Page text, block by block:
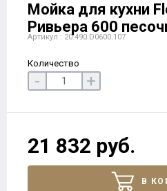
Мойка для кухни
Ривьера 600
Артикул : 20.490.D0600.107
Количество
- +
21 832 руб.
В